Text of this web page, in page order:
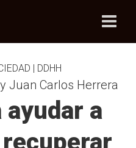
| DDHH
Juan Carlos Herrera
ayudar a